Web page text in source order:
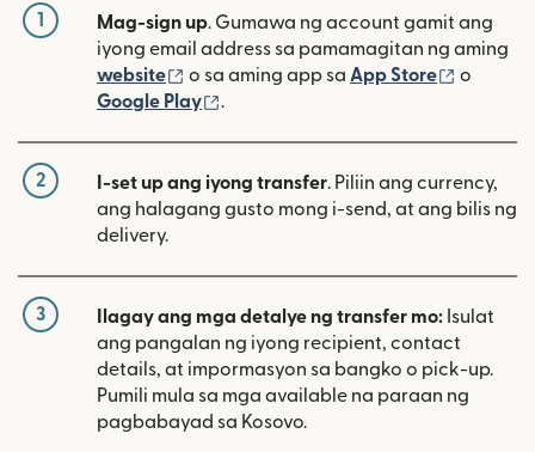
1 Mag-sign up. Gumawa ng account gamit ang
iyong email address sa pamamagitan ng aming
website
(bubukas sa bagong window)
o sa aming app sa App Store
o
Google Play
(bubukas sa bagong window)
.
2 I-set up ang iyong transfer. Piliin ang currency,
ang halagang gusto mong i-send, at ang bilis ng
delivery.
3 Ilagay ang mga detalye ng transfer mo: Isulat
ang pangalan ng iyong recipient, contact
details, at impormasyon sa bangko o pick-up.
Pumili mula sa mga available na paraan ng
pagbabayad sa Kosovo.